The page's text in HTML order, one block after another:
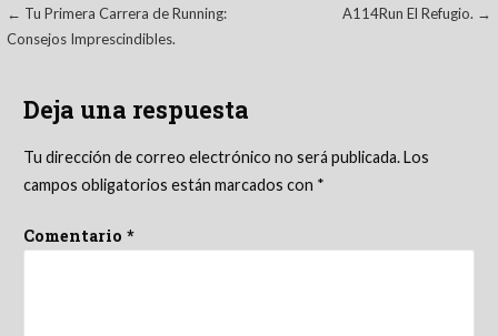
Navegación
entradas
← Tu Primera Carrera de Running:
Consejos Imprescindibles.
A114Run El Refugio. →
Deja una respuesta
Tu dirección de correo electrónico no será publicada.Los
campos obligatorios están marcados con *
Comentario *